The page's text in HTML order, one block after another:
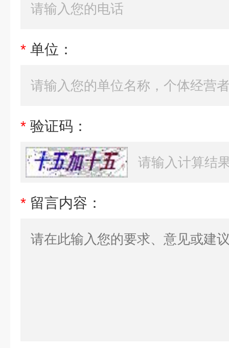
* 单位：
* 验证码：
* 留言内容：